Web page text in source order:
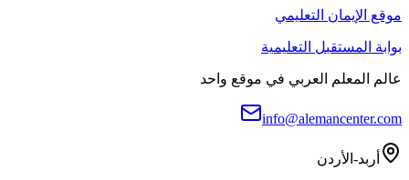
موقع الإيمان التعليمي
بوابة المستقبل التعليمية
عالم المعلم العربي في موقع واحد
info@alemancenter.com
أربد-الأردن